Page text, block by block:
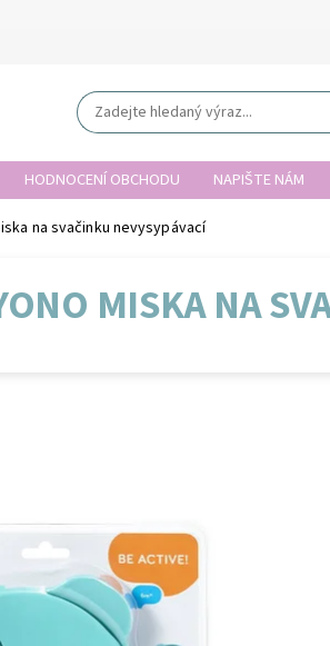
HODNOCENÍ OBCHODU NAPIŠTE NÁM
na svačinku nevysypávací
MISKA NA